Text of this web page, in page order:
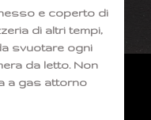
e coperto di
di altri tempi,
svuotare ogni
da letto. Non
a gas attorno